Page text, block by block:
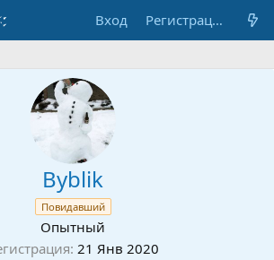
Вход Регистрация
Byblik
Повидавший
Опытный
21 Янв 2020